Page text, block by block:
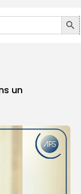
Search
Button
un